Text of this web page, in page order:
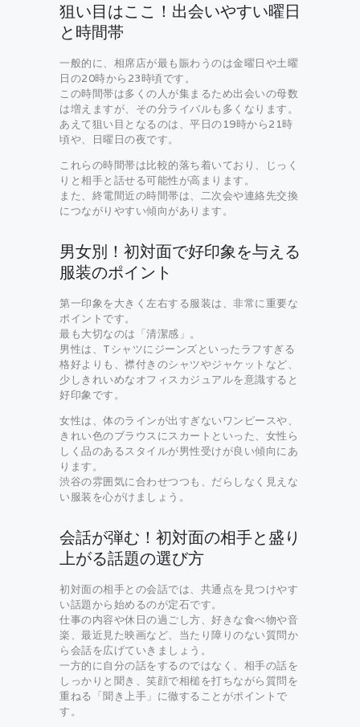
狙い目はここ！出会いやすい曜日
と時間帯
一般的に、相席店が最も賑わうのは金曜日や土曜
日の20時から23時頃です。
この時間帯は多くの人が集まるため出会いの母数
は増えますが、その分ライバルも多くなります。
あえて狙い目となるのは、平日の19時から21時
頃や、日曜日の夜です。
これらの時間帯は比較的落ち着いており、じっく
りと相手と話せる可能性が高まります。
また、終電間近の時間帯は、二次会や連絡先交換
につながりやすい傾向があります。
男女別！初対面で好印象を与える
服装のポイント
第一印象を大きく左右する服装は、非常に重要な
ポイントです。
最も大切なのは「清潔感」。
男性は、Tシャツにジーンズといったラフすぎる
格好よりも、襟付きのシャツやジャケットなど、
少しきれいめなオフィスカジュアルを意識すると
好印象です。
女性は、体のラインが出すぎないワンピースや、
きれい色のブラウスにスカートといった、女性ら
しく品のあるスタイルが男性受けが良い傾向にあ
ります。
渋谷の雰囲気に合わせつつも、だらしなく見えな
い服装を心がけましょう。
会話が弾む！初対面の相手と盛り
上がる話題の選び方
初対面の相手との会話では、共通点を見つけやす
い話題から始めるのが定石です。
仕事の内容や休日の過ごし方、好きな食べ物や音
楽、最近見た映画など、当たり障りのない質問か
ら会話を広げていきましょう。
一方的に自分の話をするのではなく、相手の話を
しっかりと聞き、笑顔で相槌を打ちながら質問を
重ねる「聞き上手」に徹することがポイントで
す。